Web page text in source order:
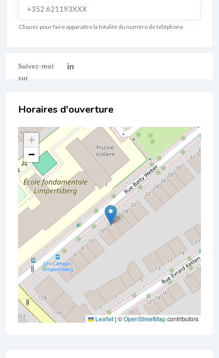
+352 621193XXX
Cliquez pour faire apparaître la totalité du numéro de téléphone
Localisation
+
−
Leaflet |©OpenStreetMapcontributors